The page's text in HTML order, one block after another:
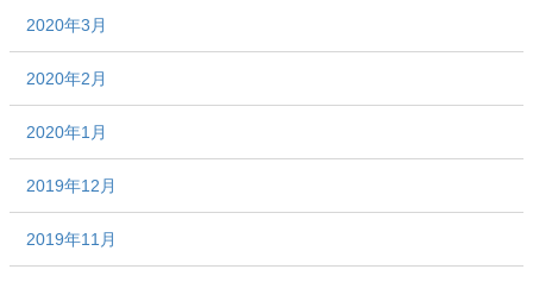
2020年3月
2020年2月
2020年1月
2019年12月
2019年11月